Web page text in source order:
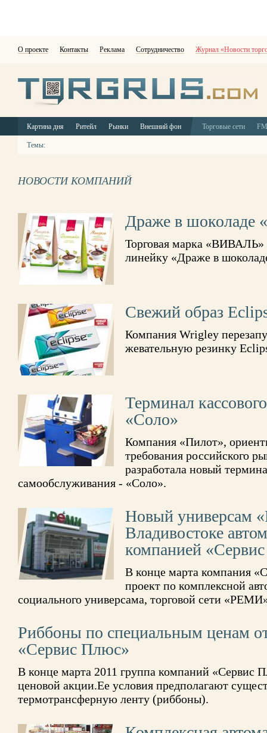
О проекте Контакты Реклама Сотрудничество Журнал «Новости
Картина дня Ритейл Рынки Внешний фон Торговые сети
Темы:
НОВОСТИ КОМПАНИЙ
Драже в
Торговая марка «ВИВАЛЬ»
линейку «Драже в
Свежий образ
Компания Wrigley
жевательную резинку
Терминал
«Соло»
Компания «Пилот»,
требования российского
разработала новый
самообслуживания - «Соло».
Новый универсам
Владивостоке
компанией
В конце марта компания
проект по комплексной
социального универсама, торговой сети
Риббоны по специальным ценам
«Сервис Плюс»
В конце марта 2011 группа компаний «Сервис
ценовой акции.Ее условия предполагают
термотрансферную ленту (риббоны).